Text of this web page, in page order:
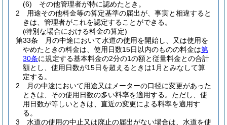
(6)
その他管理者が特に認めたとき。
2
用途その他料金等の算定基準の届出が、事実と相違すると
きは、管理者がこれを認定することができる。
(特別な場合における料金の算定)
第33条
月の中途において水道の使用を開始し、又は使用を
やめたときの料金は、使用日数15日以内のものの料金は第
30条に規定する基本料金の2分の1の額と従量料金との合計
額とし、使用日数が15日を超えるときは1月とみなして算
定する。
2
月の中途において用途又はメーターの口径に変更があった
ときは、その使用日数の多い料率を適用する。 ただし、使
用日数が等しいときは、直近の変更による料率を適用す
る。
3
水道の使用の中止又は廃止の届出がない場合は、水道を使